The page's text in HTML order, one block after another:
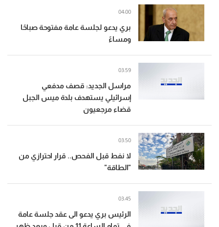
بري يدعو لجلسة عامة مفتوحة صباحًا
ومساءً
04:00
مراسل الجديد: قصف مدفعي
إسرائيلي يستهدف بلدة ميس الجبل
قضاء مرجعيون
03:59
لا نفط قبل الفحص.. قرار احترازي من
"الطاقة"
03:50
الرئيس بري يدعو الى عقد جلسة عامة
03:45